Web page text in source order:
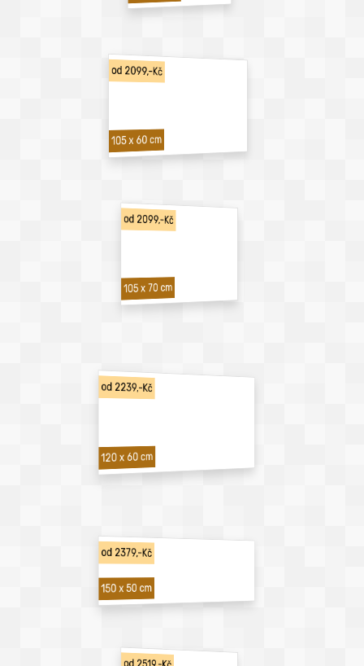
od 2099,-Kč
105 x 60 cm
od 2099,-Kč
105 x 70 cm
od 2239,-Kč
120 x 60 cm
od 2379,-Kč
150 x 50 cm